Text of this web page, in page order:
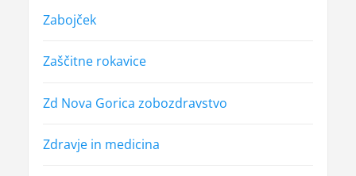
Zabojček
Zaščitne rokavice
Zd Nova Gorica zobozdravstvo
Zdravje in medicina